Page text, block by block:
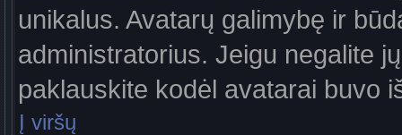
unikalus. Avatarų galimybę ir
administratorius. Jeigu negalite
paklauskite kodėl avatarai buvo
Į viršų